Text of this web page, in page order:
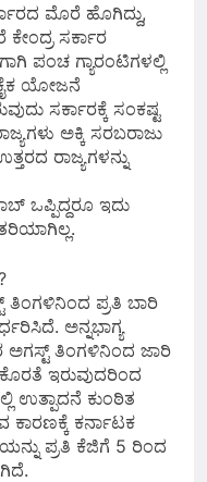
ಮೊರೆ ಹೊಗಿದ್ದು,
ಸರ್ಕಾರ
ಪಂಚ ಗ್ಯಾರಂಟಿಗಳಲ್ಲಿ
ಯೋಜನೆ
ಸರ್ಕಾರಕ್ಕೆ ಸಂಕಷ್ಟ
ಅಕ್ಕಿ ಸರಬರಾಜು
ರಾಜ್ಯಗಳನ್ನು
ಒಪ್ಪಿದ್ದರೂ ಇದು
ತಿಂಗಳಿನಿಂದ ಪ್ರತಿ ಬಾರಿ
ಅನ್ನಭಾಗ್ಯ
ತಿಂಗಳಿನಿಂದ ಜಾರಿ
ಇರುವುದರಿಂದ
ಉತ್ಪಾದನೆ ಕುಂಠಿತ
ಕಾರಣಕ್ಕೆ ಕರ್ನಾಟಕ
ಪ್ರತಿ ಕೆಜಿಗೆ 5 ರಿಂದ